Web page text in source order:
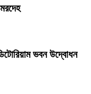
ভবন উদ্বোধন